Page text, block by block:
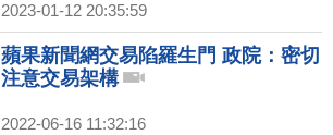
2023-01-12 20:35:59
蘋果新聞網交易陷羅生門 政院：密切
注意交易架構
2022-06-16 11:32:16